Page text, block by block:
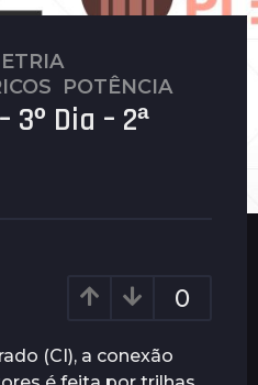
,POTÊNCIA
3º Dia – 2ª
0
(CI), a conexão